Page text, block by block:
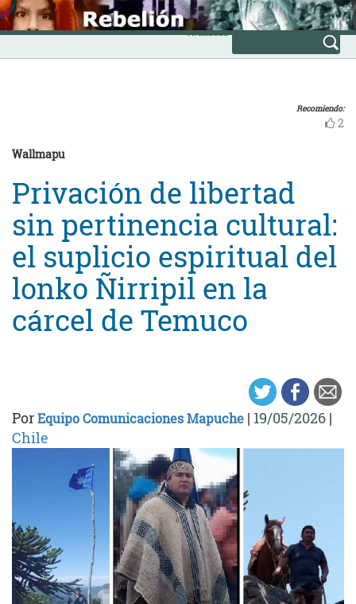
Skip
to
content
INICIO
Avanzada
Recomiendo:
2
Wallmapu
Privación de libertad
sin pertinencia cultural:
el suplicio espiritual del
lonko Ñirripil en la
cárcel de Temuco
PorEquipo Comunicaciones Mapuche | 19/05/2026 |
Chile